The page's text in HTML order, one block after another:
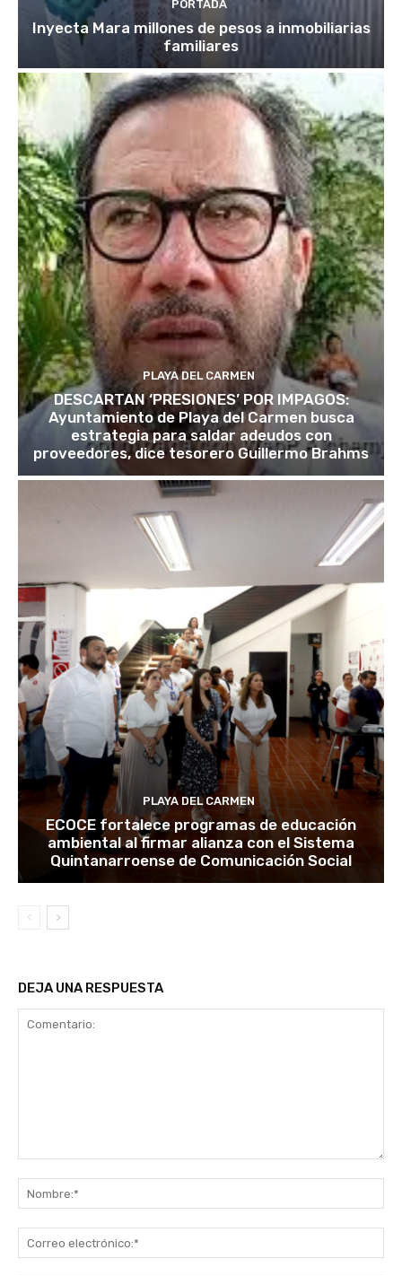
PORTADA
Inyecta Mara millones de pesos a inmobiliarias
familiares
PLAYA DEL CARMEN
DESCARTAN ‘PRESIONES’ POR IMPAGOS:
Ayuntamiento de Playa del Carmen busca
estrategia para saldar adeudos con
proveedores, dice tesorero Guillermo Brahms
PLAYA DEL CARMEN
ECOCE fortalece programas de educación
ambiental al firmar alianza con el Sistema
Quintanarroense de Comunicación Social
DEJA UNA RESPUESTA